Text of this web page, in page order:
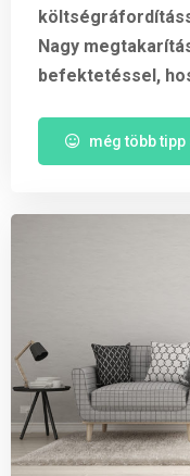
Nagy
befektetéssel,
még több tipp